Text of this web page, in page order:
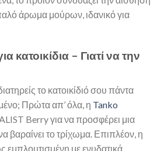
άρωμα μούρων, ιδανικό για
κατοικίδια – Γιατί να την
το κατοικίδιό σου πάντα
Πρώτα απ’ όλα, η Tanko
Berry για να προσφέρει μια
βαραίνει το τρίχωμα. Επιπλέον, η
με ενυδατικά